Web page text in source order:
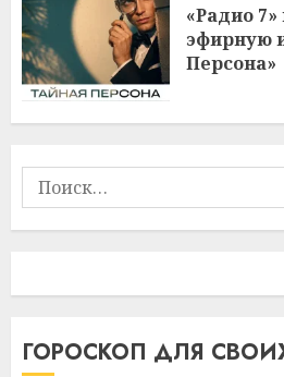
«Радио
эфирную
Персона»
Найти:
ГОРОСКОП ДЛЯ